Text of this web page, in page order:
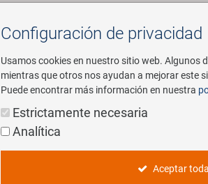
Dynamo Frontlichter
Configuración de privacidad
Usamos cookies en nuestro sitio web. Algunos
mientras que otros nos ayudan a mejorar este
Puede encontrar más información en nuestra
Estrictamente necesaria
Analítica
Aceptar